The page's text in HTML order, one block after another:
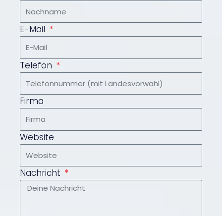
E-Mail
Telefon
Firma
Website
Nachricht